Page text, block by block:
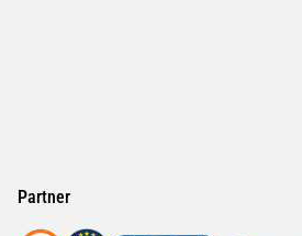
Partner